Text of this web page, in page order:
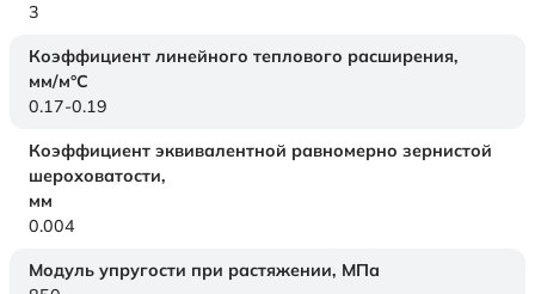
3
Коэффициент линейного теплового расширения,
мм/м°С
0.17-0.19
Коэффициент эквивалентной равномерно зернистой
шероховатости,
мм
0.004
Модуль упругости при растяжении, МПа